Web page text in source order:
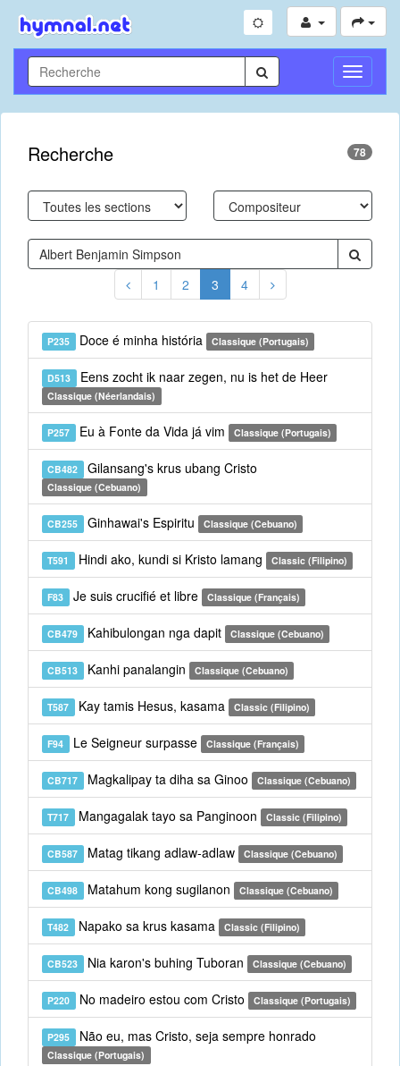
Toggle
Recherche 78
1 2 3 4
P235 Doce é minha história Classique (Portugais)
D513 Eens zocht ik naar zegen, nu is het de Heer
Classique (Néerlandais)
P257 Eu à Fonte da Vida já vim Classique (Portugais)
CB482 Gilansang's krus ubang Cristo
Classique (Cebuano)
CB255 Ginhawai's Espiritu Classique (Cebuano)
T591 Hindi ako, kundi si Kristo lamang Classic (Filipino)
F83 Je suis crucifié et libre Classique (Français)
CB479 Kahibulongan nga dapit Classique (Cebuano)
CB513 Kanhi panalangin Classique (Cebuano)
T587 Kay tamis Hesus, kasama Classic (Filipino)
F94 Le Seigneur surpasse Classique (Français)
CB717 Magkalipay ta diha sa Ginoo Classique (Cebuano)
T717 Mangagalak tayo sa Panginoon Classic (Filipino)
CB587 Matag tikang adlaw-adlaw Classique (Cebuano)
CB498 Matahum kong sugilanon Classique (Cebuano)
T482 Napako sa krus kasama Classic (Filipino)
CB523 Nia karon's buhing Tuboran Classique (Cebuano)
P220 No madeiro estou com Cristo Classique (Portugais)
P295 Não eu, mas Cristo, seja sempre honrado
Classique (Portugais)